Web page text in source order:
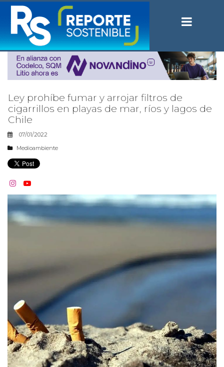
Ley prohíbe fumar y arrojar filtros de
cigarrillos en playas de mar, ríos y lagos de
Chile
07/01/2022
Medioambiente
 